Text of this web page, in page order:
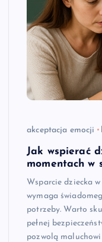
akceptacja emocji
Jak wspierać
momentach w
Wsparcie dziecka
wymaga
potrzeby. Warto
pełnej
pozwolą